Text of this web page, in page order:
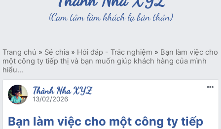
(Cam tâm làm khách lạ bản thân)
Trang chủ » Sẻ chia » Hỏi đáp - Trắc nghiệm » Bạn làm việc cho
một công ty tiếp thị và bạn muốn giúp khách hàng của mình
hiểu...
Thành Nha XYZ
13/02/2026
Bạn làm việc cho một công ty tiếp